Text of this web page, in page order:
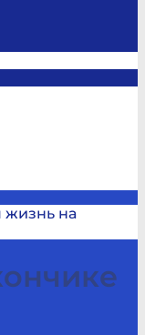
жизнь на